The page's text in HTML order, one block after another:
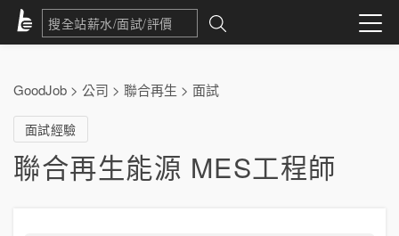
GoodJob > 公司 > 聯合再生 > 面試
面試經驗
聯合再生能源 MES工程師